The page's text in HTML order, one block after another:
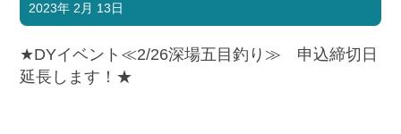
マリンライフを堪能したい！
ボート免許
長年の実績と信頼！
シースタイル
Sea-Style
2023年 2月 13日
★DYイベント≪2/26深場五目釣り≫ 申込締切日
延長します！★